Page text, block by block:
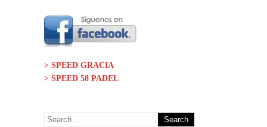
> SPEED GRACIA
> SPEED 58 PADEL
Search